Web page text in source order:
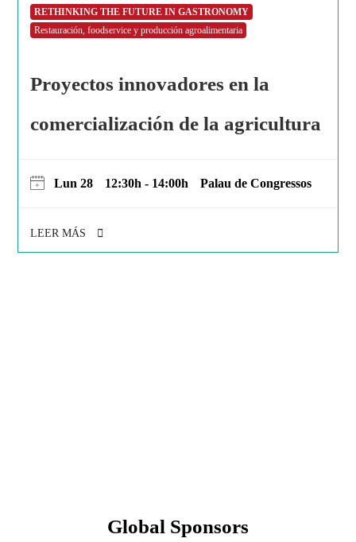
RETHINKING THE FUTURE IN GASTRONOMY
Restauración, foodservice y producción agroalimentaria
Proyectos innovadores en la
comercialización de la agricultura
Lun 28 12:30h - 14:00h Palau de Congressos
LEER MÁS
Global Sponsors